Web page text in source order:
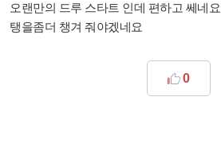
오랜만의 드루 스타트 인데 편하고 쎄네요
탱을좀더 챙겨 줘야겠네요
0